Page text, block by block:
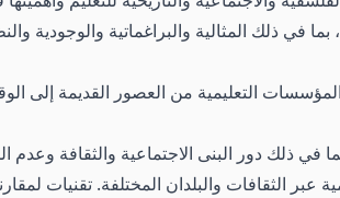
في ذلك المثالية والبراغماتية والوجودية
التعليمية من العصور القديمة إلى
في ذلك دور البنى الاجتماعية والثقافة وعدم
الثقافات والبلدان المختلفة. تقنيات لمقارنة